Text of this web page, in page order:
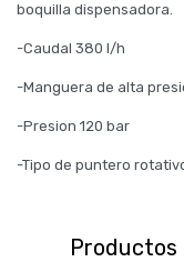
boquilla dispensadora.
-Caudal 380 l/h
-Manguera de alta
-Presion 120 bar
-Tipo de puntero
Productos